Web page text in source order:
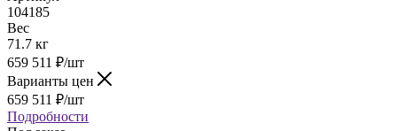
104185
Вес
71.7 кг
659 511 ₽/шт
Варианты цен
659 511 ₽/шт
Подробности